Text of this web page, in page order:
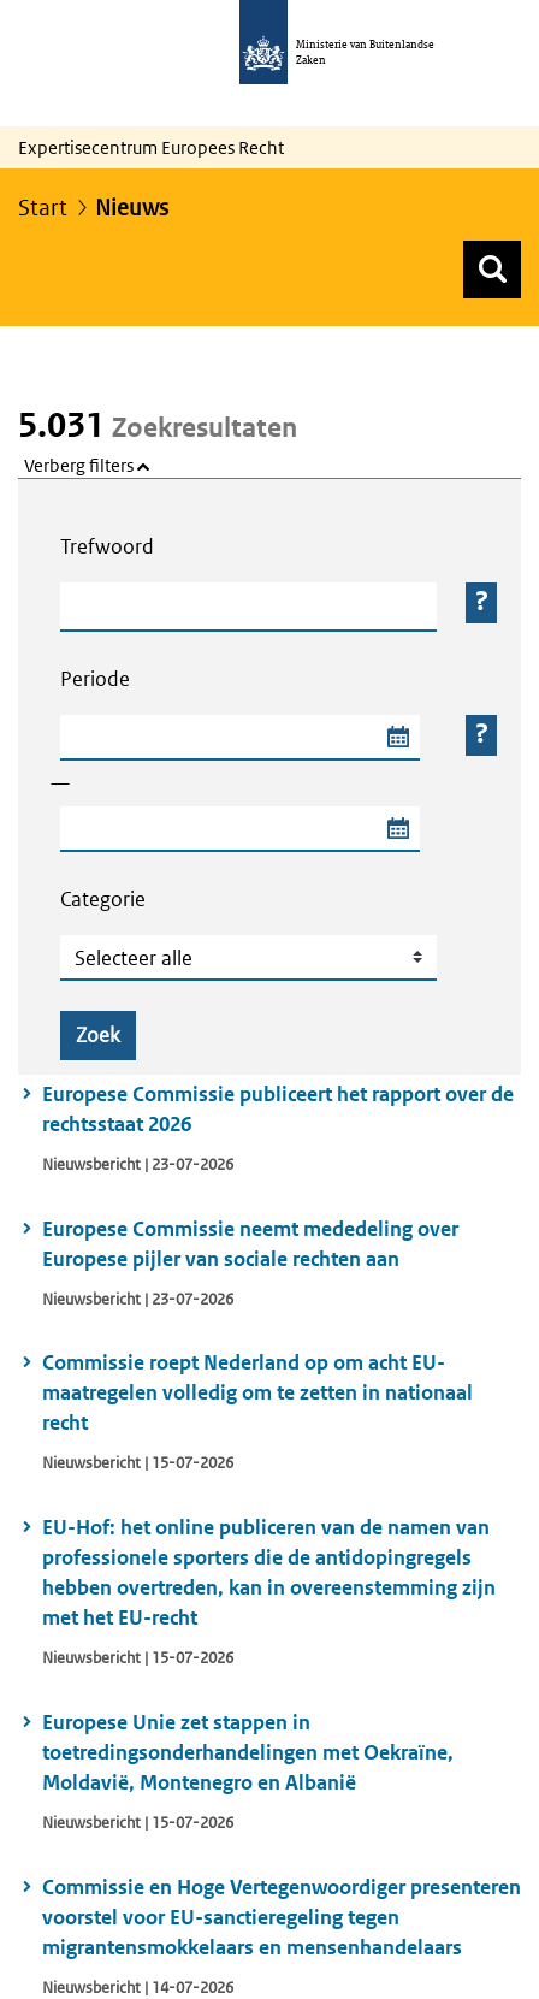
Ministerie van Buitenlandse
Zaken
Expertisecentrum Europees Recht
Start Nieuws
5.031 Zoekresultaten
Verberg filters
Trefwoord
Periode
—
Categorie
Categorie
Zoek
Europese Commissie publiceert het rapport over de
rechtsstaat 2026
Nieuwsbericht | 23-07-2026
Europese Commissie neemt mededeling over
Europese pijler van sociale rechten aan
Nieuwsbericht | 23-07-2026
Commissie roept Nederland op om acht EU-
maatregelen volledig om te zetten in nationaal
recht
Nieuwsbericht | 15-07-2026
EU-Hof: het online publiceren van de namen van
professionele sporters die de antidopingregels
hebben overtreden, kan in overeenstemming zijn
met het EU-recht
Nieuwsbericht | 15-07-2026
Europese Unie zet stappen in
toetredingsonderhandelingen met Oekraïne,
Moldavië, Montenegro en Albanië
Nieuwsbericht | 15-07-2026
Commissie en Hoge Vertegenwoordiger presenteren
voorstel voor EU-sanctieregeling tegen
migrantensmokkelaars en mensenhandelaars
Nieuwsbericht | 14-07-2026